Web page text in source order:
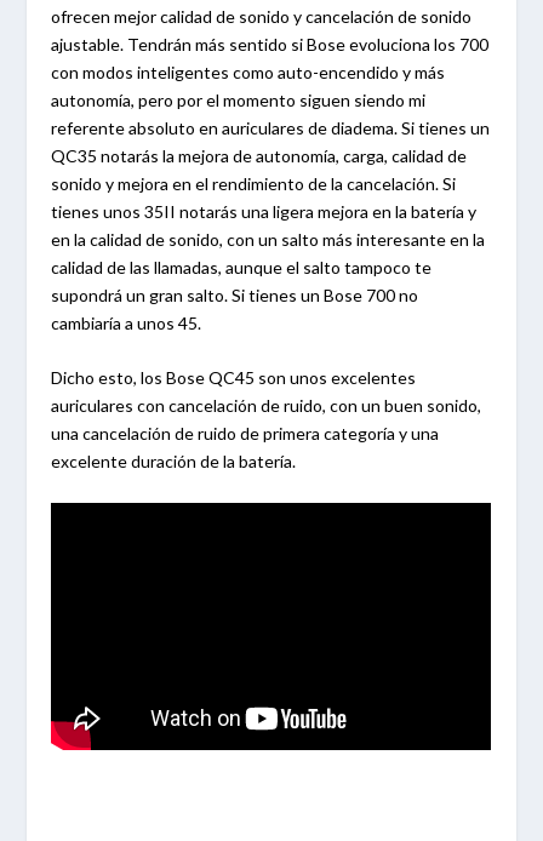
ofrecen mejor calidad de sonido y cancelación de sonido
ajustable. Tendrán más sentido si Bose evoluciona los 700
con modos inteligentes como auto-encendido y más
autonomía, pero por el momento siguen siendo mi
referente absoluto en auriculares de diadema. Si tienes un
QC35 notarás la mejora de autonomía, carga, calidad de
sonido y mejora en el rendimiento de la cancelación. Si
tienes unos 35II notarás una ligera mejora en la batería y
en la calidad de sonido, con un salto más interesante en la
calidad de las llamadas, aunque el salto tampoco te
supondrá un gran salto. Si tienes un Bose 700 no
cambiaría a unos 45.
Dicho esto, los Bose QC45 son unos excelentes
auriculares con cancelación de ruido, con un buen sonido,
una cancelación de ruido de primera categoría y una
excelente duración de la batería.